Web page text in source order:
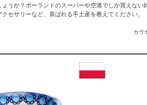
うか？ポーランドのスーパーや空港でしか買えない
セサリーなど、喜ばれる手土産を教えてください。
カウ